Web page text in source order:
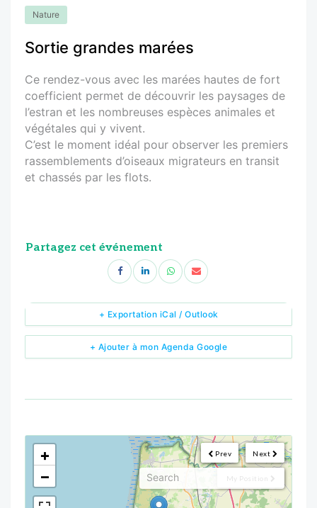
Nature
Sortie grandes marées
Ce rendez-vous avec les marées hautes de fort
coefficient permet de découvrir les paysages de
l’estran et les nombreuses espèces animales et
végétales qui y vivent.
C’est le moment idéal pour observer les premiers
rassemblements d’oiseaux migrateurs en transit
et chassés par les flots.
Partagez cet événement
+ Ajouter à mon Agenda Google
+ Exportation iCal / Outlook
Next
Prev
My Position
<!---->
+
−